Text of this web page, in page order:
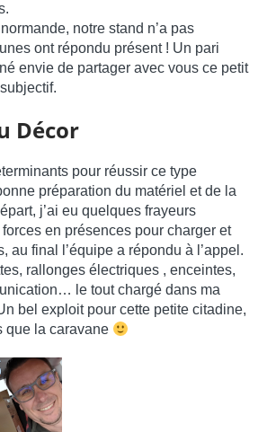
notre stand n’a pas
ont répondu présent ! Un pari
envie de partager avec vous ce petit
Décor
pour réussir ce type
préparation du matériel et de la
j’ai eu quelques frayeurs
en présences pour charger et
au final l’équipe a répondu à l’appel.
rallonges électriques , enceintes,
le tout chargé dans ma
bel exploit pour cette petite citadine,
que la caravane